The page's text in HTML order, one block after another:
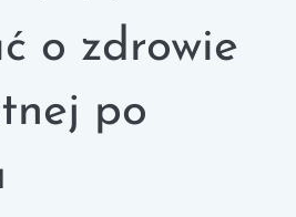
o zdrowie
po